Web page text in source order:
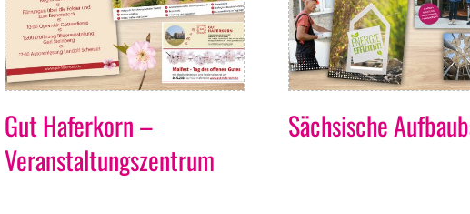
Gut Haferkorn –
Veranstaltungszentrum
Sächsische